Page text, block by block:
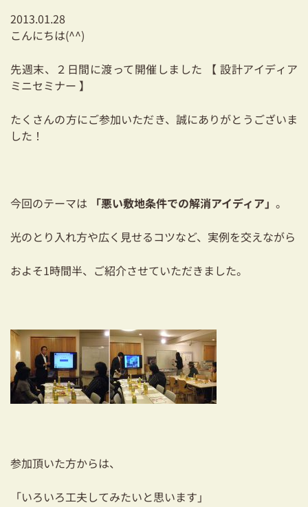
リフォーム・リノベーションをお考えの方
必見！土地からお探しの方へ
採用情報
03-3334-0334
2013.01.28
こんにちは(^^)
先週末、２日間に渡って開催しました 【 設計アイディア
ミニセミナー 】
たくさんの方にご参加いただき、誠にありがとうございま
した！
今回のテーマは 「悪い敷地条件での解消アイディア」 。
光のとり入れ方や広く見せるコツなど、実例を交えながら
およそ1時間半、ご紹介させていただきました。
参加頂いた方からは、
「いろいろ工夫してみたいと思います」